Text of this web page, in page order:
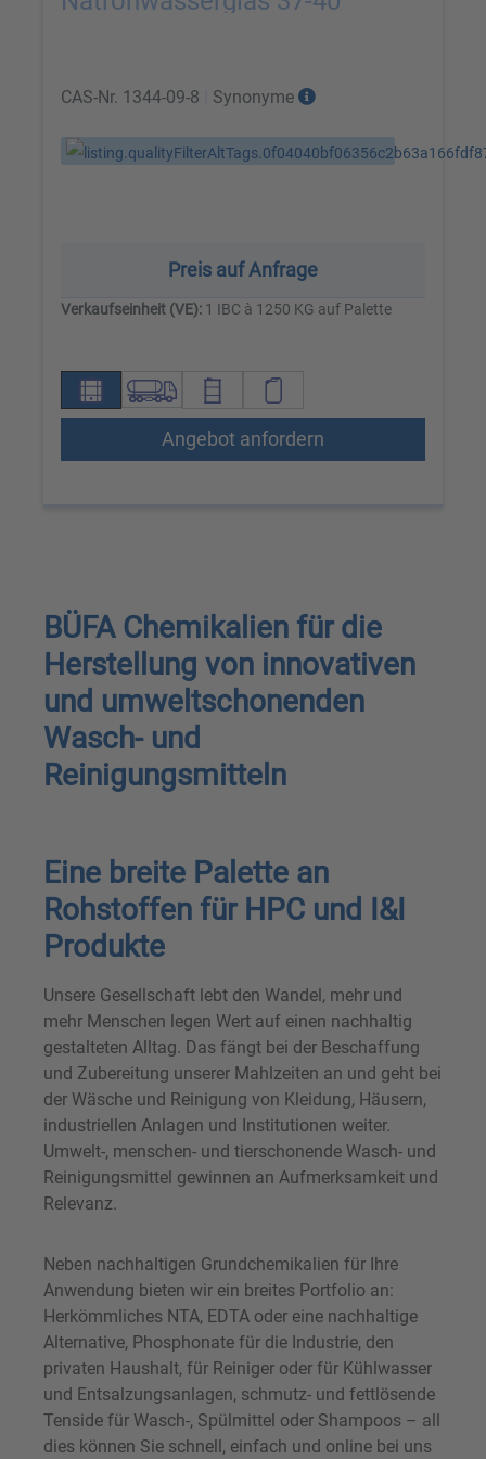
CAS-Nr. 1344-09-8 Synonyme
Preis auf Anfrage
Verkaufseinheit (VE): 1 IBC à 1250 KG auf Palette
Angebot anfordern
BÜFA Chemikalien für die
Herstellung von innovativen
und umweltschonenden
Wasch- und
Reinigungsmitteln
Eine breite Palette an
Rohstoffen für HPC und I&I
Produkte
Unsere Gesellschaft lebt den Wandel, mehr und
mehr Menschen legen Wert auf einen nachhaltig
gestalteten Alltag. Das fängt bei der Beschaffung
und Zubereitung unserer Mahlzeiten an und geht bei
der Wäsche und Reinigung von Kleidung, Häusern,
industriellen Anlagen und Institutionen weiter.
Umwelt-, menschen- und tierschonende Wasch- und
Reinigungsmittel gewinnen an Aufmerksamkeit und
Relevanz.
Neben nachhaltigen Grundchemikalien für Ihre
Anwendung bieten wir ein breites Portfolio an:
Herkömmliches NTA, EDTA oder eine nachhaltige
Alternative, Phosphonate für die Industrie, den
privaten Haushalt, für Reiniger oder für Kühlwasser
und Entsalzungsanlagen, schmutz- und fettlösende
Tenside für Wasch-, Spülmittel oder Shampoos – all
dies können Sie schnell, einfach und online bei uns